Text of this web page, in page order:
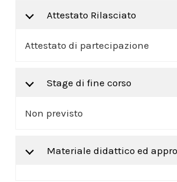
Attestato Rilasciato
Attestato di partecipazione
Stage di fine corso
Non previsto
Materiale didattico ed